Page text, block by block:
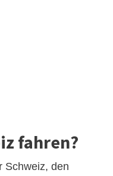
fahren?
Schweiz, den